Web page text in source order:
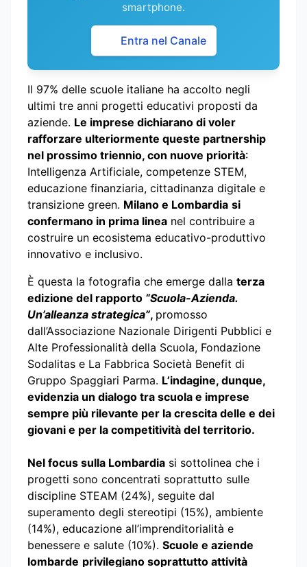
smartphone.
Entra nel Canale
Il 97% delle scuole italiane ha accolto negli
ultimi tre anni progetti educativi proposti da
aziende. Le imprese dichiarano di voler
rafforzare ulteriormente queste partnership
nel prossimo triennio, con nuove priorità:
Intelligenza Artificiale, competenze STEM,
educazione finanziaria, cittadinanza digitale e
transizione green. Milano e Lombardia si
confermano in prima linea nel contribuire a
costruire un ecosistema educativo-produttivo
innovativo e inclusivo.
È questa la fotografia che emerge dalla terza
edizione del rapporto “Scuola-Azienda.
Un’alleanza strategica”, promosso
dall’Associazione Nazionale Dirigenti Pubblici e
Alte Professionalità della Scuola, Fondazione
Sodalitas e La Fabbrica Società Benefit di
Gruppo Spaggiari Parma. L’indagine, dunque,
evidenzia un dialogo tra scuola e imprese
sempre più rilevante per la crescita delle e dei
giovani e per la competitività del territorio.
Nel focus sulla Lombardia si sottolinea che i
progetti sono concentrati soprattutto sulle
discipline STEAM (24%), seguite dal
superamento degli stereotipi (15%), ambiente
(14%), educazione all’imprenditorialità e
benessere e salute (10%). Scuole e aziende
lombarde privilegiano soprattutto attività